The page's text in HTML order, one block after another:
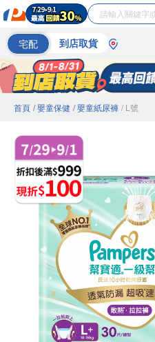
宅配 到店取貨
首頁 / 嬰童保健 / 嬰童紙尿褲 / L號